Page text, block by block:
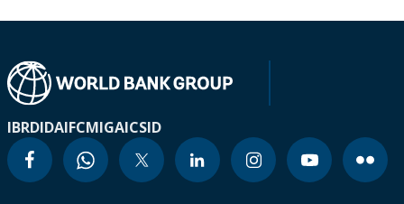
IBRDIDAIFCMIGAICSID